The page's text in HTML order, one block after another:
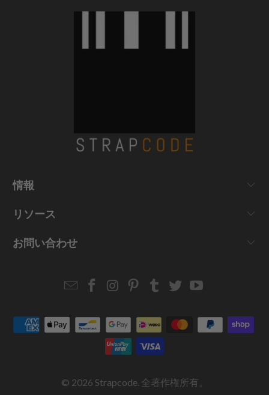
情報
リソース
お問い合わせ
EmailStrapcode
Facebook
Strapcode
Instagram
Strapcode
Pinterest
Strapcode
Tumblr
Strapcode
TwitterYouTube
© 2026 Strapcode. 全著作権所有。